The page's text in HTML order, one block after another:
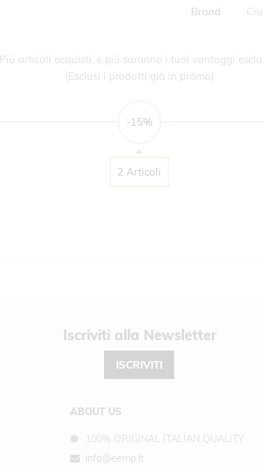
Maggiori
Brand
Più articoli acquisti, e più saranno i tuoi vantaggi
(Esclusi i prodotti già in promo)
-15%
2 Articoli
Newsletter
ISCRIVITI
ABOUT US
100% ORIGINAL ITALIAN QUALITY
info@eemp.it